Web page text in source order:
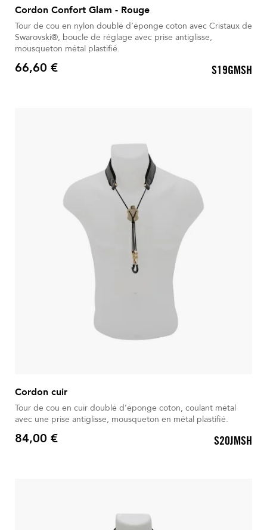
Cordon Confort Glam - Rouge
Tour de cou en nylon doublé d’éponge coton avec Cristaux de
Swarovski®, boucle de réglage avec prise antiglisse,
mousqueton métal plastifié.
Prix
66,60 € S19GMSH
Cordon cuir
Tour de cou en cuir doublé d’éponge coton, coulant métal
avec une prise antiglisse, mousqueton en métal plastifié.
Prix
84,00 € S20JMSH